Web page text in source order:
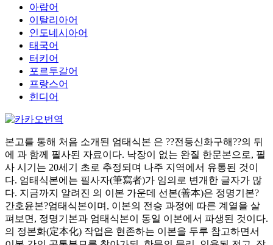
아랍어
이탈리아어
인도네시아어
태국어
터키어
포르투갈어
프랑스어
힌디어
본고를 통해 처음 소개된 엄태식본 은 ??전등신화구해??의 뒤
에 과 함께 필사된 자료이다. 낙장이 없는 완질 한문본으로, 필
사 시기는 20세기 초로 추정되며 나주 지역에서 유통된 것이
다. 엄태식본에는 필사자(筆寫者)가 임의로 변개한 글자가 많
다. 지금까지 알려진 의 이본 가운데 선본(善本)은 정명기본?
간호윤본?엄태식본이며, 이본의 전승 과정에 따른 계열을 살
펴보면, 정명기본과 엄태식본이 동일 이본에서 파생된 것이다.
의 정본화(定本化) 작업은 현존하는 이본을 두루 참고하면서